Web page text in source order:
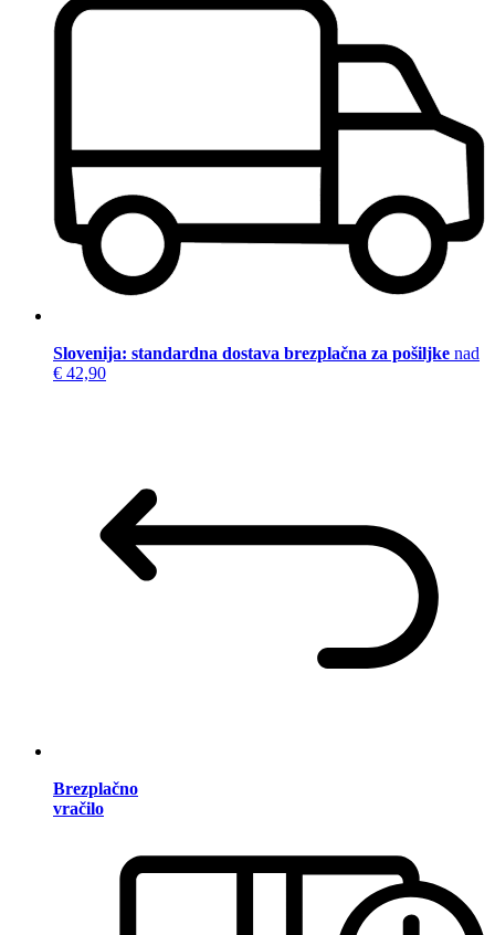
Slovenija: standardna dostava brezplačna za pošiljke nad
€ 42,90
Brezplačno
vračilo